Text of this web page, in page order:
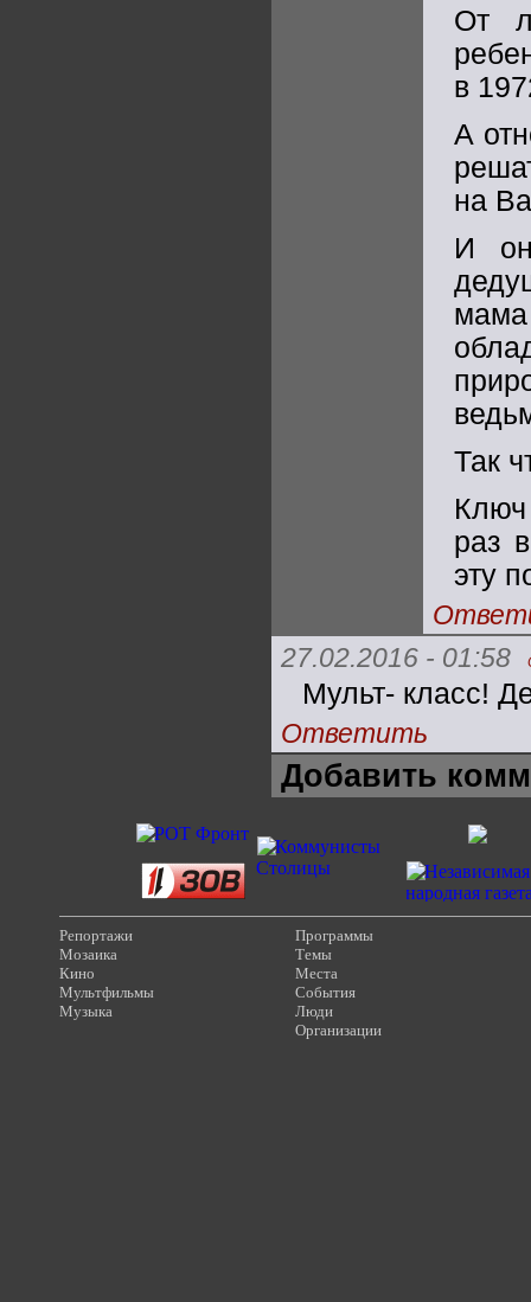
От
в
А
на
И он
Так
раз
эту
27.02.2016 - 01:58
Мульт- класс!
Ответить
Добавить
Репортажи
Мозаика
Кино
Мультфильмы
Музыка
Программы
Темы
Места
События
Люди
Организации